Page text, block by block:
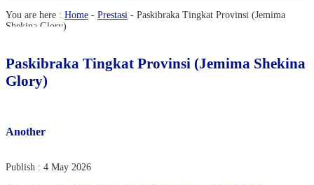
You are here : Home - Prestasi - Paskibraka Tingkat Provinsi (Jemima
Shekina Glory)
Paskibraka Tingkat Provinsi (Jemima Shekina
Glory)
Another
Publish : 4 May 2026